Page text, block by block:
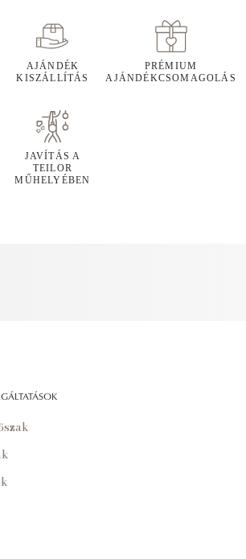
AJÁNDÉK
KISZÁLLÍTÁS
PRÉMIUM
AJÁNDÉKCSOMAGOLÁS
JAVÍTÁS A
TEILOR
MŰHELYÉBEN